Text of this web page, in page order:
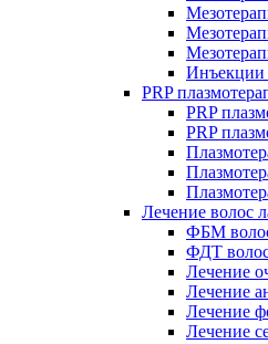
Инъекции
PRP
PRP
PRP
Лечение волос
ФБМ
ФДТ
Лечение
Лечение
Лечение
Лечение